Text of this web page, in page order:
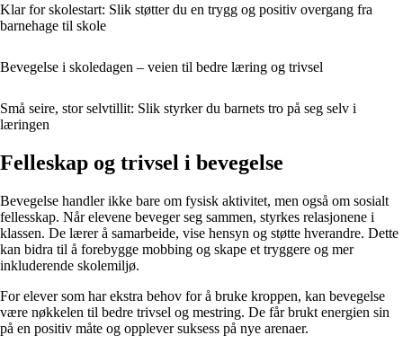
Klar for skolestart: Slik støtter du en trygg og positiv overgang fra
barnehage til skole
Bevegelse i skoledagen – veien til bedre læring og trivsel
Små seire, stor selvtillit: Slik styrker du barnets tro på seg selv i
læringen
Felleskap og trivsel i bevegelse
Bevegelse handler ikke bare om fysisk aktivitet, men også om sosialt
fellesskap. Når elevene beveger seg sammen, styrkes relasjonene i
klassen. De lærer å samarbeide, vise hensyn og støtte hverandre. Dette
kan bidra til å forebygge mobbing og skape et tryggere og mer
inkluderende skolemiljø.
For elever som har ekstra behov for å bruke kroppen, kan bevegelse
være nøkkelen til bedre trivsel og mestring. De får brukt energien sin
på en positiv måte og opplever suksess på nye arenaer.